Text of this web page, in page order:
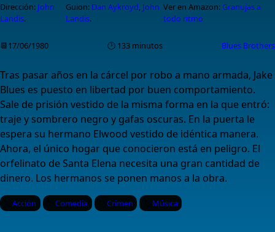
Dirección: John
Landis.
Guion: Dan Aykroyd, John
Landis.
Ver en Amazon:Granujas a
todo ritmo
📆17/06/1980 🕑 133 minutos Blues Brothers
Tras pasar años en la cárcel por robo a mano armada, Jake
Blues es puesto en libertad por buen comportamiento.
Sale de prisión vestido de la misma forma en la que entró:
traje y sombrero negro y gafas oscuras. En la puerta le
espera su hermano Elwood vestido de idéntica manera.
Ahora, el único hogar que conocieron está en peligro. El
orfelinato de Santa Elena necesita una gran cantidad de
dinero. Los hermanos se ponen manos a la obra.
Acción Comedia Crimen Música